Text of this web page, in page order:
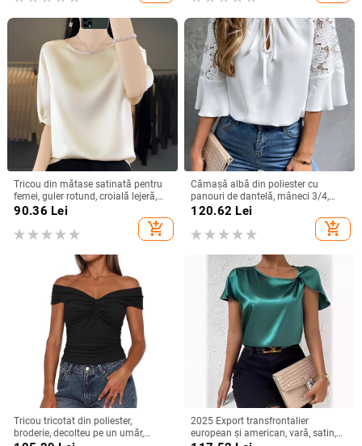
Tricou din mătase satinată pentru
femei, guler rotund, croială lejeră,
mâneci 3/4, top lejer de vară
90.36 Lei
add_shopping_cart
Cămașă albă din poliester cu
panouri de dantelă, mâneci 3/4,
guler rotund, croială lejeră
120.62 Lei
add_shopping_cart
Tricou tricotat din poliester,
broderie, decolteu pe un umăr,
2025 Export transfrontalier
european și american, vară, satin,